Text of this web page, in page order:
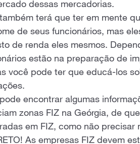
dessas mercadorias.
terá que ter em mente
de seus funcionários, mas
de renda eles mesmos.
estão na preparação de
você pode ter que educá-los
encontrar algumas
zonas FIZ na Geórgia, de
em FIZ, como não precisar
As empresas FIZ devem